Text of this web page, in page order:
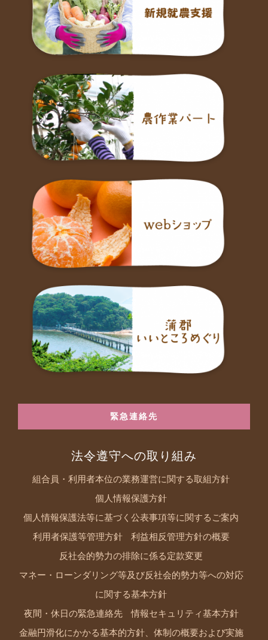
緊急連絡先
法令遵守への取り組み
組合員・利用者本位の業務運営に関する取組方針
個人情報保護方針
個人情報保護法等に基づく公表事項等に関するご案内
利用者保護等管理方針 利益相反管理方針の概要
反社会的勢力の排除に係る定款変更
マネー・ローンダリング等及び反社会的勢力等への対応
に関する基本方針
夜間・休日の緊急連絡先 情報セキュリティ基本方針
金融円滑化にかかる基本的方針、体制の概要および実施